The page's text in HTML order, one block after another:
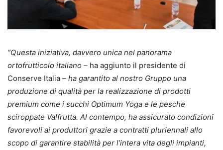
“Questa iniziativa, davvero unica nel panorama
ortofrutticolo italiano – ha aggiunto il presidente di
Conserve Italia – ha garantito al nostro Gruppo una
produzione di qualità per la realizzazione di prodotti
premium come i succhi Optimum Yoga e le pesche
sciroppate Valfrutta. Al contempo, ha assicurato condizioni
favorevoli ai produttori grazie a contratti pluriennali allo
scopo di garantire stabilità per l’intera vita degli impianti,